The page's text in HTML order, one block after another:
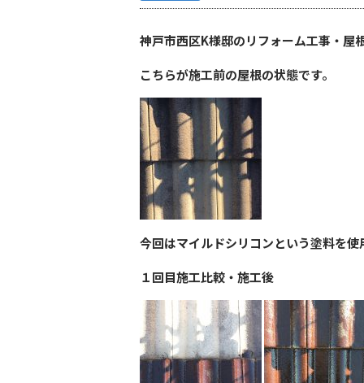
神戸市西区K様邸のリフォーム工事・屋
こちらが施工前の屋根の状態です。
今回はマイルドシリコンという塗料を
１回目施工比較・施工後